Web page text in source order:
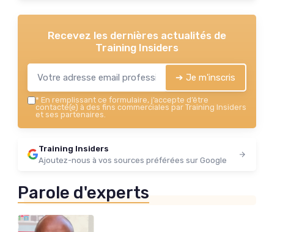
Recevez les dernières actualités de
Training Insiders
➔ Je m'inscris
* En remplissant ce formulaire, j’accepte d’être
contacté(e) à des fins commerciales par Training Insiders
et ses partenaires.
Training Insiders
Ajoutez-nous à vos sources préférées sur Google
Parole d'experts